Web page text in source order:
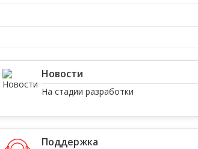
Новости
На стадии разработки
Поддержка